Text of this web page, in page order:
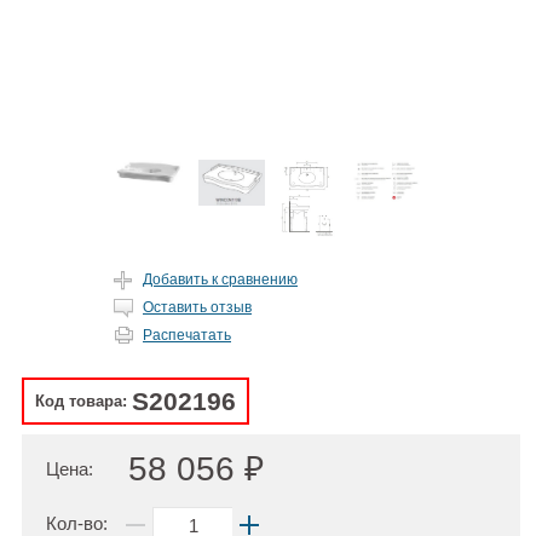
Добавить к сравнению
Оставить отзыв
Распечатать
Код товара: S202196
Цена: 58 056 ₽
Кол-во: